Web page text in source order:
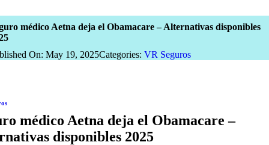
médico Aetna deja el Obamacare – Alternativas disponibles
On: May 19, 2025Categories: VR Seguros
médico Aetna deja el Obamacare –
disponibles 2025